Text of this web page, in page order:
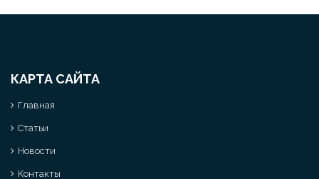
КАРТА САЙТА
Главная
Статьи
Новости
Контакты